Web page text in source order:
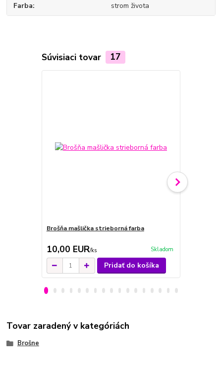
Farba strom života
Súvisiaci tovar 17
Brošňa mašlička strieborná farba
10,00 EUR/ks Skladom
Pridať do košíka
Tovar zaradený v kategóriách
Brošne